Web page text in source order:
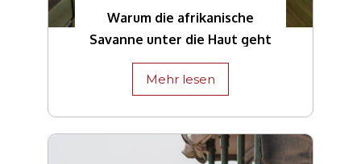
Warum die afrikanische
Savanne unter die Haut geht
Mehr lesen